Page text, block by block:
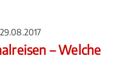
– Welche